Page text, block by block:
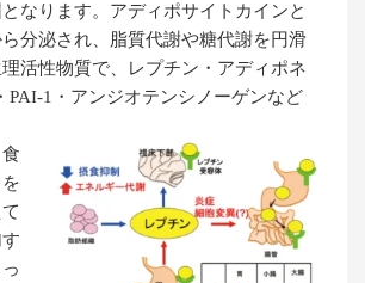
なります。アディポサイトカインと
分泌され、脂質代謝や糖代謝を円滑
活性物質で、レプチン・アディポネ
PAI-1・アンジオテンシノーゲンなど